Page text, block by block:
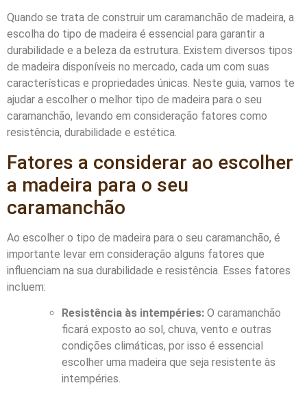
Quando se trata de construir um caramanchão de madeira, a
escolha do tipo de madeira é essencial para garantir a
durabilidade e a beleza da estrutura. Existem diversos tipos
de madeira disponíveis no mercado, cada um com suas
características e propriedades únicas. Neste guia, vamos te
ajudar a escolher o melhor tipo de madeira para o seu
caramanchão, levando em consideração fatores como
resistência, durabilidade e estética.
Fatores a considerar ao escolher
a madeira para o seu
caramanchão
Ao escolher o tipo de madeira para o seu caramanchão, é
importante levar em consideração alguns fatores que
influenciam na sua durabilidade e resistência. Esses fatores
incluem:
Resistência às intempéries: O caramanchão
ficará exposto ao sol, chuva, vento e outras
condições climáticas, por isso é essencial
escolher uma madeira que seja resistente às
intempéries.